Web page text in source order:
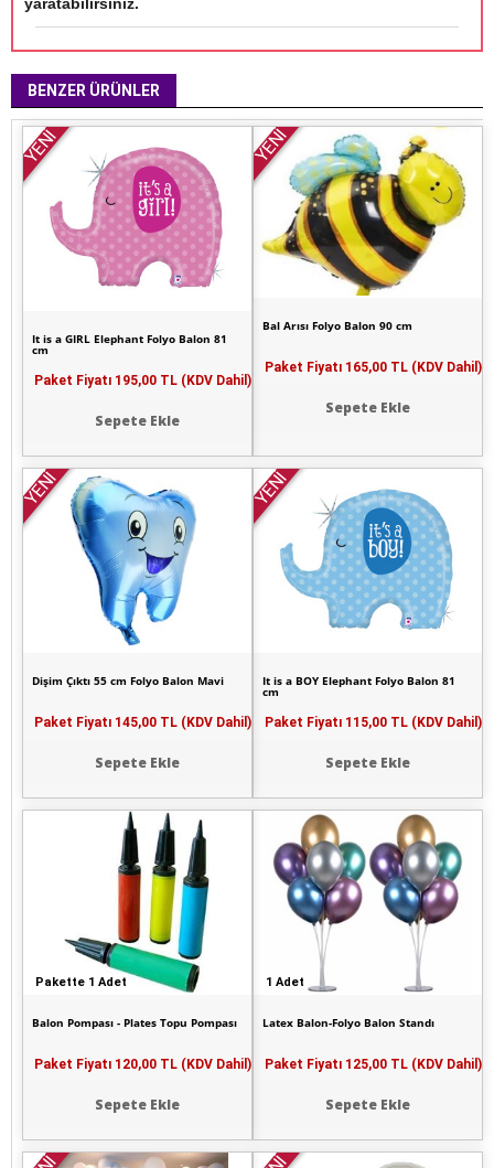
BENZER ÜRÜNLER
YENİ
Bal Arısı Folyo Balon 90 cm
Paket Fiyatı 165,00 TL (KDV Dahil)
Sepete Ekle
YENİ
It is a GIRL Elephant Folyo Balon 81
cm
Paket Fiyatı 195,00 TL (KDV Dahil)
Sepete Ekle
YENİ
It is a BOY Elephant Folyo Balon 81
cm
Paket Fiyatı 115,00 TL (KDV Dahil)
Sepete Ekle
YENİ
Dişim Çıktı 55 cm Folyo Balon Mavi
Paket Fiyatı 145,00 TL (KDV Dahil)
Sepete Ekle
1 Adet
Latex Balon-Folyo Balon Standı
Paket Fiyatı 125,00 TL (KDV Dahil)
Sepete Ekle
Pakette 1 Adet
Balon Pompası - Plates Topu Pompası
Paket Fiyatı 120,00 TL (KDV Dahil)
Sepete Ekle